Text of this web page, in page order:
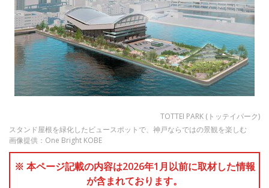
TOTTEI PARK (トッテイパーク)
スタンド屋根を緑化したビュースポットで、神戸ならではの景観を楽しむ
画像提供：One Bright KOBE
※ 本ページ記載の内容は2026年1月以前に取材した情報
が含まれております。